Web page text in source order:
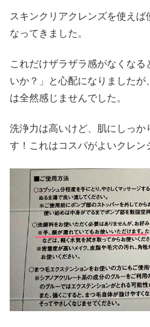
スキンクリアクレンズを使えば
なってきました。
これだけザラザラ感がなくな
いか？」と心配になりましたが
は全然感じませんでした。
洗浄力は高いけど、肌にしっか
す！これはコスパがよいクレン